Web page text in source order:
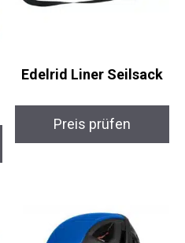
Edelrid Liner Seilsack
Preis prüfen